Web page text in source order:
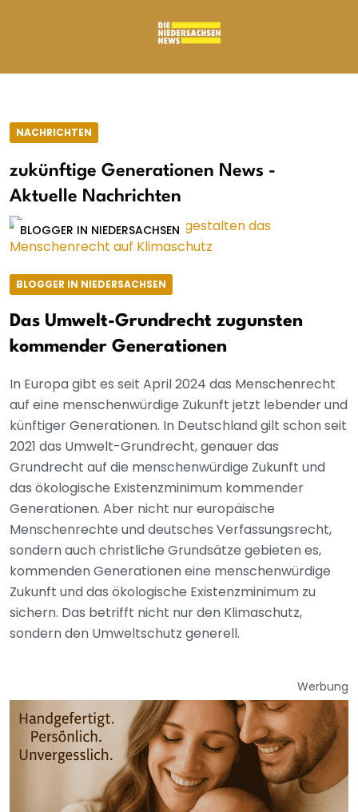
NACHRICHTEN
zukünftige Generationen News -
Aktuelle Nachrichten
BLOGGER IN NIEDERSACHSEN
BLOGGER IN NIEDERSACHSEN
Das Umwelt-Grundrecht zugunsten
kommender Generationen
In Europa gibt es seit April 2024 das Menschenrecht
auf eine menschenwürdige Zukunft jetzt lebender und
künftiger Generationen. In Deutschland gilt schon seit
2021 das Umwelt-Grundrecht, genauer das
Grundrecht auf die menschenwürdige Zukunft und
das ökologische Existenzminimum kommender
Generationen. Aber nicht nur europäische
Menschenrechte und deutsches Verfassungsrecht,
sondern auch christliche Grundsätze gebieten es,
kommenden Generationen eine menschenwürdige
Zukunft und das ökologische Existenzminimum zu
sichern. Das betrifft nicht nur den Klimaschutz,
sondern den Umweltschutz generell.
Werbung